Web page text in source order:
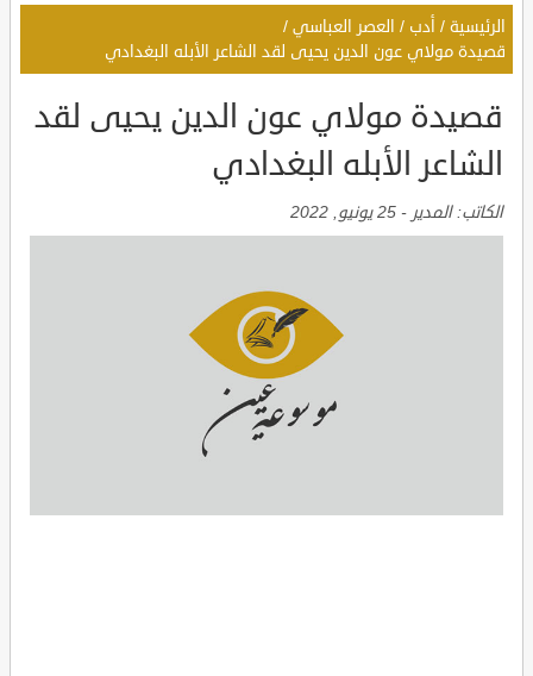
الرئيسية / أدب / العصر العباسي /
قصيدة مولاي عون الدين يحيى لقد الشاعر الأبله البغدادي
قصيدة مولاي عون الدين يحيى لقد
الشاعر الأبله البغدادي
الكاتب:المدير - 25 يونيو, 2022